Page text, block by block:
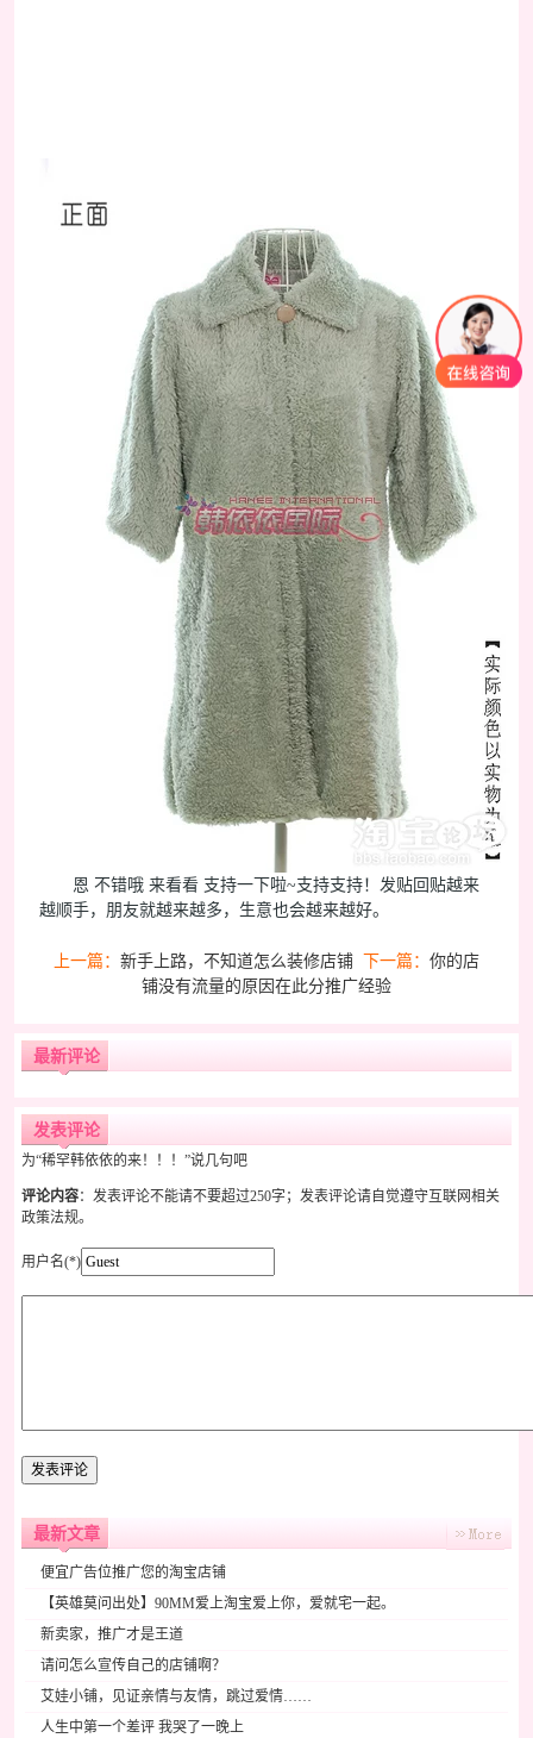
恩 不错哦 来看看 支持一下啦~支持支持！发贴回贴越来
越顺手，朋友就越来越多，生意也会越来越好。
上一篇： 新手上路，不知道怎么装修店铺 下一篇： 你的店
铺没有流量的原因在此分推广经验
最新评论
发表评论
为“稀罕韩依依的来！！！”说几句吧
评论内容：发表评论不能请不要超过250字；发表评论请自觉遵守互联网相关
政策法规。
用户名(*)
最新文章
便宜广告位推广您的淘宝店铺
【英雄莫问出处】90MM爱上淘宝爱上你，爱就宅一起。
新卖家，推广才是王道
请问怎么宣传自己的店铺啊？
艾娃小铺，见证亲情与友情，跳过爱情……
人生中第一个差评 我哭了一晚上